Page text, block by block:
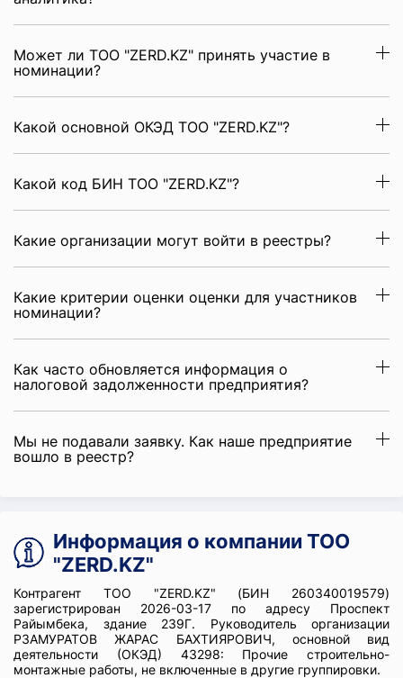
Может ли ТОО "ZERD.KZ" принять участие в
номинации?
Какой основной ОКЭД ТОО "ZERD.KZ"?
Какой код БИН ТОО "ZERD.KZ"?
Какие организации могут войти в реестры?
Какие критерии оценки оценки для участников
номинации?
Как часто обновляется информация о
налоговой задолженности предприятия?
Мы не подавали заявку. Как наше предприятие
вошло в реестр?
Информация о компании ТОО
"ZERD.KZ"
Контрагент ТОО "ZERD.KZ" (БИН 260340019579)
зарегистрирован 2026-03-17 по адресу Проспект
Райымбека, здание 239Г. Руководитель организации
РЗАМУРАТОВ ЖАРАС БАХТИЯРОВИЧ, основной вид
деятельности (ОКЭД) 43298: Прочие строительно-
монтажные работы, не включенные в другие группировки.